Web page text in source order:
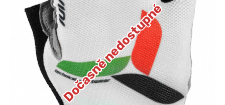
Dočasně nedostupné